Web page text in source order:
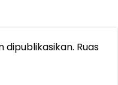
dipublikasikan. Ruas